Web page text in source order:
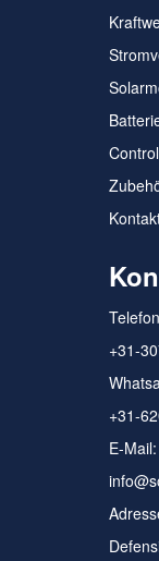
+31-
+31-
E-Mail: